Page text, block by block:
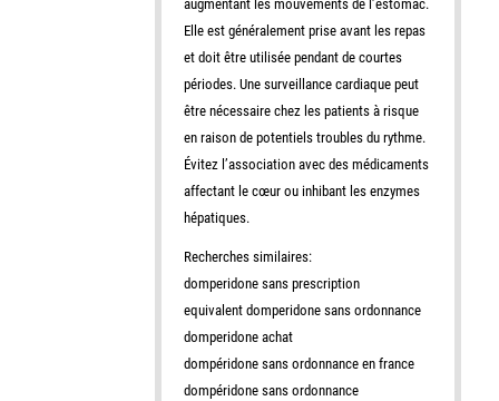
augmentant les mouvements de l’estomac.
Elle est généralement prise avant les repas
et doit être utilisée pendant de courtes
périodes. Une surveillance cardiaque peut
être nécessaire chez les patients à risque
en raison de potentiels troubles du rythme.
Évitez l’association avec des médicaments
affectant le cœur ou inhibant les enzymes
hépatiques.
Recherches similaires:
domperidone sans prescription
equivalent domperidone sans ordonnance
domperidone achat
dompéridone sans ordonnance en france
dompéridone sans ordonnance